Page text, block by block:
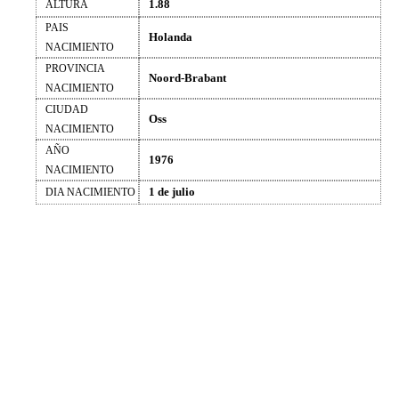
ALTURA
1.88
PAIS
NACIMIENTO
Holanda
PROVINCIA
NACIMIENTO
Noord-Brabant
CIUDAD
NACIMIENTO
Oss
AÑO
NACIMIENTO
1976
DIA NACIMIENTO 1 de julio